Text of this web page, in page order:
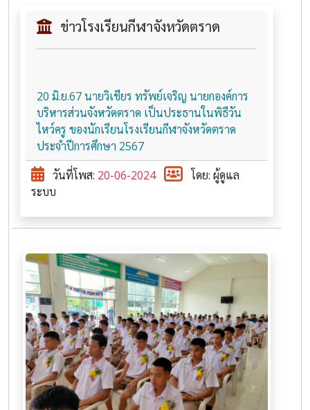
ข่าวโรงเรียนกีฬาจังหวัดตราด
20 มิ.ย.67 นายวิเชียร ทรัพย์เจริญ นายกองค์การ
บริหารส่วนจังหวัดตราด เป็นประธานในพิธีวัน
ไหว์ครู ของนักเรียนโรงเรียนกีฬาจังหวัดตราด
ประจำปีการศึกษา 2567
วันที่โพส: 20-06-2024
โดย: ผู้ดูแล
ระบบ